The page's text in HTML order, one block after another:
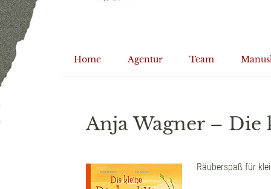
Home Agentur Team
Anja Wagner –
Räuberspaß für